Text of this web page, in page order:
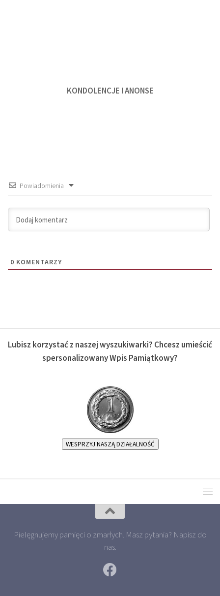
KONDOLENCJE I ANONSE
Powiadomienia
0 KOMENTARZY
Lubisz korzystać z naszej wyszukiwarki? Chcesz umieścić
spersonalizowany Wpis Pamiątkowy?
WESPRZYJ NASZĄ DZIAŁALNOŚĆ
Pielęgnujemy pamięci o zmarłych. Masz pytania? Napisz do
nas.